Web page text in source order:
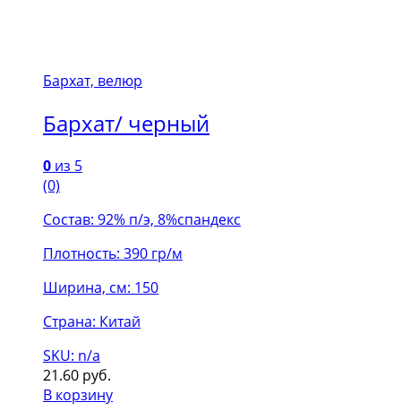
Бархат, велюр
Бархат/ черный
0 из 5
(0)
Состав: 92% п/э, 8%спандекс
Плотность: 390 гр/м
Ширина, см: 150
Страна: Китай
SKU: n/a
21.60 руб.
В корзину